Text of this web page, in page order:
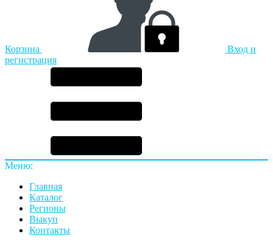
Корзина
Вход и
регистрация
Меню:
Главная
Каталог
Регионы
Выкуп
Контакты